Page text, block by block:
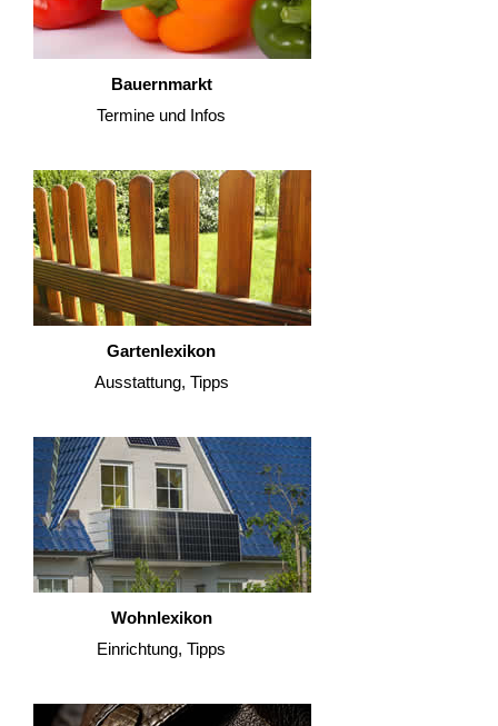
Bauernmarkt
Termine und Infos
Gartenlexikon
Ausstattung, Tipps
Wohnlexikon
Einrichtung, Tipps